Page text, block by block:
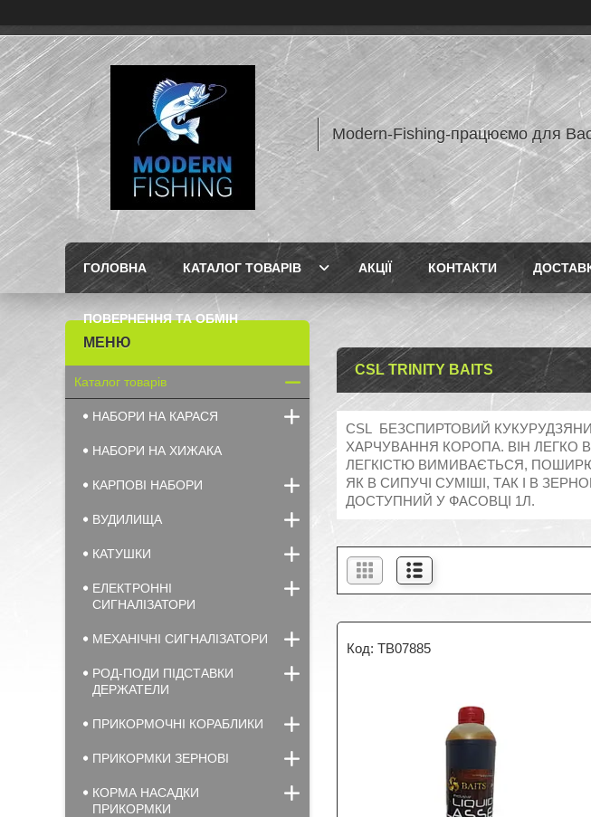
Modern-Fishing-працюємо для
ГОЛОВНА КАТАЛОГ ТОВАРІВ АКЦІЇ КОНТАКТИ
ПОВЕРНЕННЯ ТА ОБМІН
CSL TRINITY BAITS
CSL БЕЗСПИРТОВИЙ
ХАРЧУВАННЯ КОРОПА. ВІН
ЛЕГКІСТЮ ВИМИВАЄТЬСЯ,
ЯК В СИПУЧІ СУМІШІ, ТАК І В
ДОСТУПНИЙ У ФАСОВЦІ 1Л.
TB07885
Каталог товарів
НАБОРИ НА КАРАСЯ
НАБОРИ НА ХИЖАКА
КАРПОВІ НАБОРИ
ВУДИЛИЩА
КАТУШКИ
ЕЛЕКТРОННІ
СИГНАЛІЗАТОРИ
МЕХАНІЧНІ СИГНАЛІЗАТОРИ
РОД-ПОДИ ПІДСТАВКИ
ДЕРЖАТЕЛИ
ПРИКОРМОЧНІ КОРАБЛИКИ
ПРИКОРМКИ ЗЕРНОВІ
КОРМА НАСАДКИ
ПРИКОРМКИ